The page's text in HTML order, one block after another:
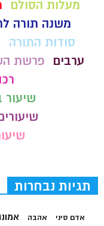
מעלות הסולם
משנה תורה
סודות התורה
ערבים
פרשת
תגיות נבחרות
אדם סיני אהבה